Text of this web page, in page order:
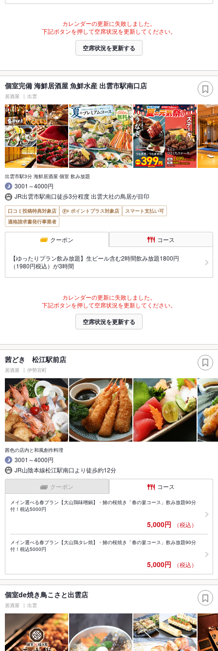
カレンダーの更新に失敗しました。
下記ボタンを押して空席状況を更新してください。
空席状況を更新する
個室完備 海鮮居酒屋 魚鮮水産 出雲市駅南口店
居酒屋 出雲
出雲市駅3分 海鮮居酒屋 個室 飲み放題
3001～4000円
JR出雲市駅南口徒歩3分程度 出雲大社の鳥居が目印
口コミ投稿特典対象店 ポイントプラス対象店
スマート支払い可
適格請求書発行事業者
クーポン コース
【ゆったりプラン飲み放題】生ビール含む2時間飲み放題1800円
（1980円税込）が3時間
カレンダーの更新に失敗しました。
下記ボタンを押して空席状況を更新してください。
空席状況を更新する
茜どき 松江駅前店
居酒屋 伊勢宮町
茜色の店内と和風創作料理
3001～4000円
JR山陰本線松江駅南口より徒歩約12分
クーポン コース
メイン選べる春プラン【大山鶏味噌鍋】・鰆の桜焼き「春の宴コース」飲み放題90分
付！税込5000円
5,000円 （税込）
メイン選べる春プラン【大山鶏タレ焼】・鰆の桜焼き「春の宴コース」飲み放題90分
付！税込5000円
5,000円 （税込）
個室de焼き鳥こさと出雲店
居酒屋 出雲